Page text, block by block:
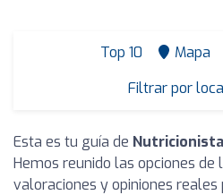
Top 10 Mapa
Filtrar por
Esta es tu guía de
Hemos reunido las opciones de
valoraciones y opiniones reales